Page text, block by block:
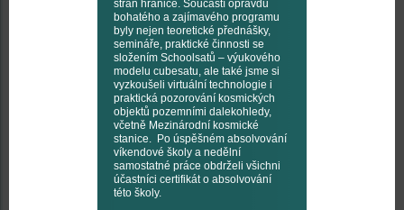
stran hranice. Součástí opravdu
bohatého a zajímavého programu
byly nejen teoretické přednášky,
semináře, praktické činnosti se
složením Schoolsatů – výukového
modelu cubesatu, ale také jsme si
vyzkoušeli virtuální technologie i
praktická pozorování kosmických
objektů pozemními dalekohledy,
včetně Mezinárodní kosmické
stanice. Po úspěšném absolvování
víkendové školy a nedělní
samostatné práce obdrželi všichni
účastníci certifikát o absolvování
této školy.